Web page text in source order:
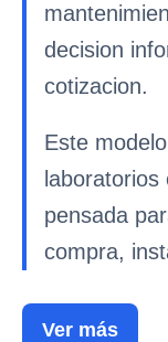
decision
cotizacion.
Este
pensada
compra,
Ver más